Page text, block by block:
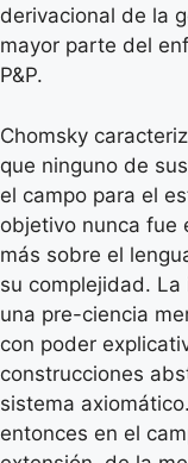
derivacional de la
mayor parte del
P&P.
Chomsky
que ninguno de
el campo para el
objetivo nunca fue
más sobre el
su complejidad.
una pre-ciencia
con poder
construcciones
sistema
entonces en el